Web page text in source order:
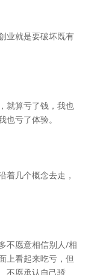
业就是要破坏既有
就算亏了钱，我也
亏了体验。
着几个概念去走，
不愿意相信别人/相
上看起来吃亏，但
不愿承认自己骄